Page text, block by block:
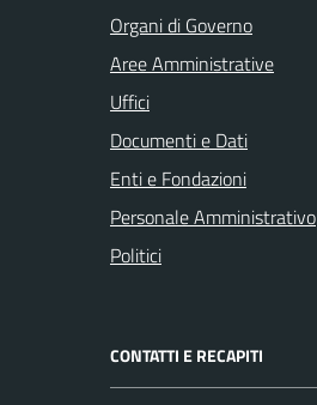
Organi di Governo
Aree Amministrative
Uffici
Documenti e Dati
Enti e Fondazioni
Personale Amministrativo
Politici
CONTATTI E RECAPITI